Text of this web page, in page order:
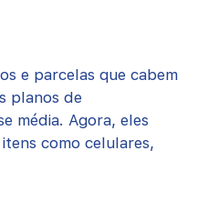
e parcelas que cabem
planos de
média. Agora, eles
como celulares,